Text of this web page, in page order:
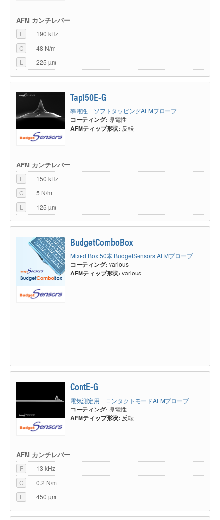
AFM カンチレバー
F
190 kHz
C
48 N/m
L
225 µm
Tap150E-G
導電性 ソフトタッピングAFMプローブ
コーティング: 導電性
AFMティップ形状: 反転
AFM カンチレバー
F
150 kHz
C
5 N/m
L
125 µm
BudgetComboBox
Mixed Box 50本 BudgetSensors AFMプローブ
コーティング: various
AFMティップ形状: various
ContE-G
電気測定用 コンタクトモードAFMプローブ
コーティング: 導電性
AFMティップ形状: 反転
AFM カンチレバー
F
13 kHz
C
0.2 N/m
L
450 µm